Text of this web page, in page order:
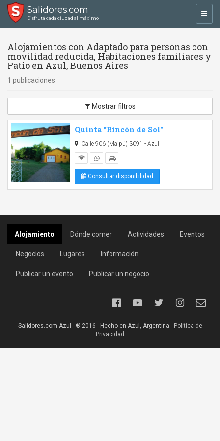
Salidores.com
Disfrutá cada ciudad al máximo
Alojamientos con Adaptado para personas con
movilidad reducida, Habitaciones familiares y
Patio en Azul, Buenos Aires
1 publicaciones
Mostrar filtros
Quinta "Rincón de Sol"
Calle 906 (Maipú) 3091 - Azul
Consultar disponibilidad
Alojamiento Dónde comer Actividades Eventos
Negocios Lugares Información
Publicar un evento Publicar un negocio
Salidores.com Azul - ® 2016 - Hecho en Azul, Argentina - Política de
Privacidad